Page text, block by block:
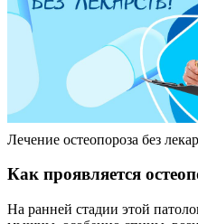
Лечение остеопороза без
Как проявляется
На ранней стадии этой